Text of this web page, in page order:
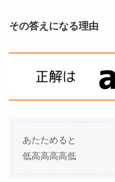
その答えになる理由
あたためると
低高高高高低